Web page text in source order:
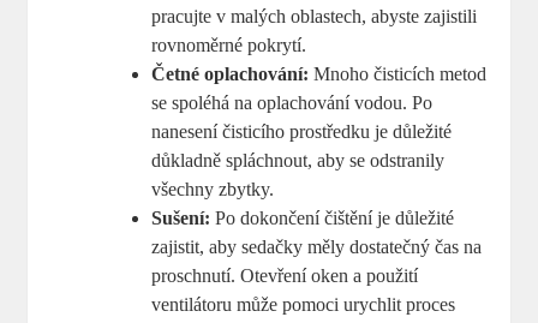
pracujte v malých oblastech, abyste zajistili
rovnoměrné pokrytí.
Četné oplachování: Mnoho čisticích metod
se spoléhá na oplachování vodou. Po
nanesení čisticího prostředku je důležité
důkladně spláchnout, aby se odstranily
všechny zbytky.
Sušení: Po dokončení čištění je důležité
zajistit, aby sedačky měly dostatečný čas na
proschnutí. Otevření oken a použití
ventilátoru může pomoci urychlit proces